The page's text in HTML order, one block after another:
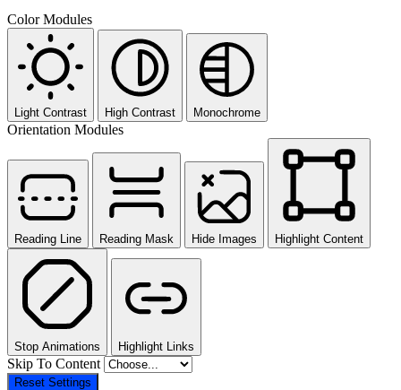
Color Modules
Light Contrast High Contrast Monochrome
Orientation Modules
Reading Line Reading Mask Hide Images Highlight Content
Stop Animations Highlight Links
Skip To Content
Reset Settings